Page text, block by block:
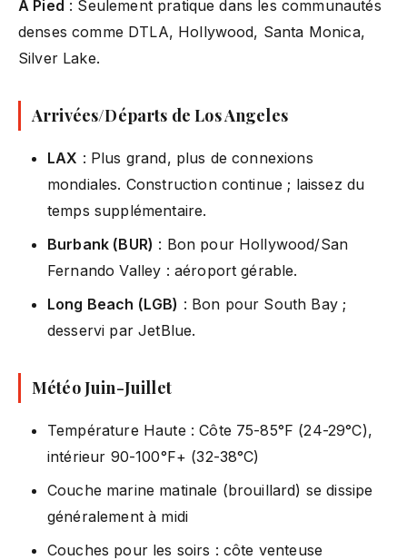
À Pied : Seulement pratique dans les communautés
denses comme DTLA, Hollywood, Santa Monica,
Silver Lake.
Arrivées/Départs de Los Angeles
LAX : Plus grand, plus de connexions
mondiales. Construction continue ; laissez du
temps supplémentaire.
Burbank (BUR) : Bon pour Hollywood/San
Fernando Valley : aéroport gérable.
Long Beach (LGB) : Bon pour South Bay ;
desservi par JetBlue.
Météo Juin-Juillet
Température Haute : Côte 75-85°F (24-29°C),
intérieur 90-100°F+ (32-38°C)
Couche marine matinale (brouillard) se dissipe
généralement à midi
Couches pour les soirs : côte venteuse